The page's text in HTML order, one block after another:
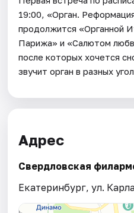
19:00, «Орган.
продолжится «Органной
Парижа» и «Салютом
после которых хочется
звучит орган в разных
Адрес
Свердловская
Екатеринбург, ул.